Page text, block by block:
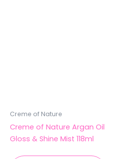
Creme of Nature
Creme of Nature Argan Oil
Gloss & Shine Mist 118ml